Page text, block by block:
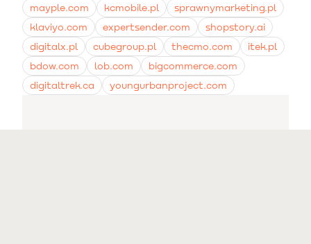
mayple.com
kcmobile.pl
sprawnymarketing.pl
klaviyo.com
expertsender.com
shopstory.ai
digitalx.pl
cubegroup.pl thecmo.com
itek.pl
bdow.com
lob.com
bigcommerce.com
digitaltrek.ca
youngurbanproject.com